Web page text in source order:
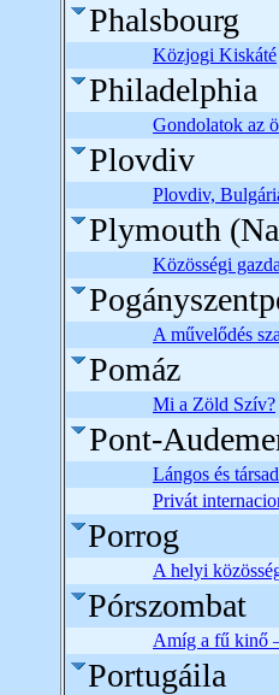
Phalsbourg
Közjogi Kiskáté
Philadelphia
Gondolatok az
Plovdiv
Plovdiv,
Plymouth
Közösségi
A művelődés
Pomáz
Mi a Zöld Szív?
Pont-
Lángos és
Privát
Porrog
A helyi
Pórszombat
Amíg a fű kinő
Portugáila